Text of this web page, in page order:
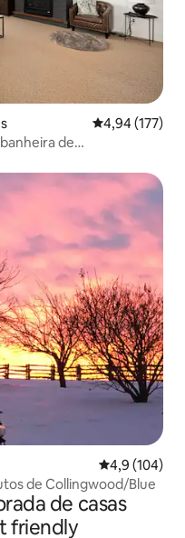
4,94 de uma
4,94 (177)
de
4,9 de uma
4,9 (104)
de Collingwood/Blue
de casas
friendly